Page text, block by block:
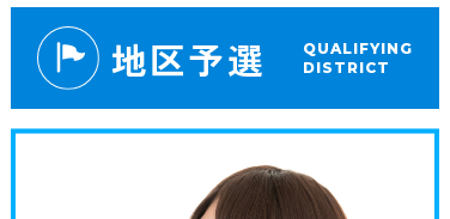
地区予選
QUALIFYING
DISTRICT